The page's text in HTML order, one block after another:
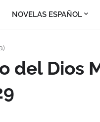
NOVELAS ESPAÑOL
del Dios